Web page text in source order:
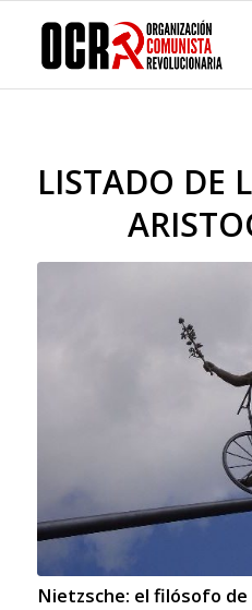
LISTADO DE
Nietzsche: el filósofo